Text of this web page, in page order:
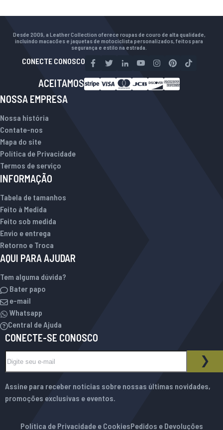
Desde 2009, a Leather Collection oferece roupas de couro de alta qualidade,
incluindo macacões e jaquetas de motociclista personalizados, feitos para
segurança e estilo na estrada.
CONECTE CONOSCO
ACEITAMOS
NOSSA EMPRESA
Nossa história
Contate-nos
Mapa do site
Política de Privacidade
Termos de serviço
INFORMAÇÃO
Tabela de tamanhos
Feito à Medida
Feito sob medida
Envio e entrega
Retorno e Troca
AQUI PARA AJUDAR
Tem alguma dúvida?
Bater papo
e-mail
Whatsapp
Central de Ajuda
CONECTE-SE CONOSCO
BOLETIM INFORMATIVO
Assine para receber notícias sobre nossas últimas novidades,
promoções exclusivas e eventos.
Política de Privacidade e CookiesPedidos e Devoluções